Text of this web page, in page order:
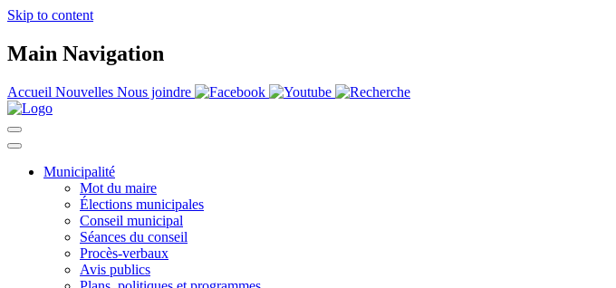
Skip to content
Main Navigation
Accueil Nouvelles Nous joindre
Municipalité
Mot du maire
Élections municipales
Conseil municipal
Séances du conseil
Procès-verbaux
Avis publics